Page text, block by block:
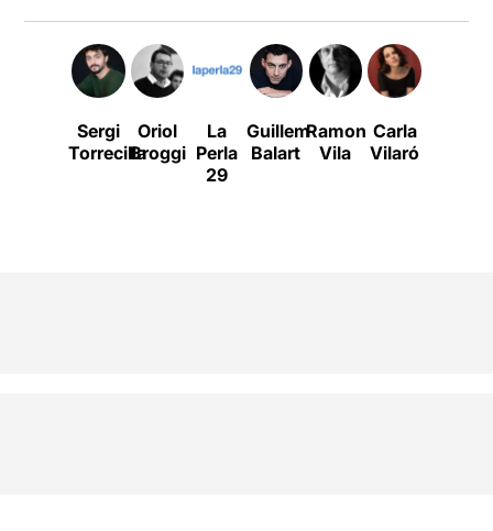
Sergi
Torrecilla
Oriol
Broggi
La
Perla
29
Guillem
Balart
Ramon
Vila
Carla
Vilaró